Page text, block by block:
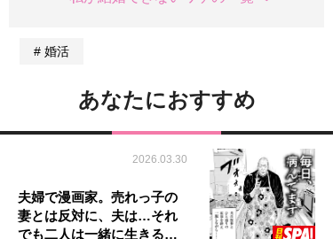
婚活
あなたにおすすめ
2026.03.30
夫婦で漫画家。売れっ子の
妻とは反対に、夫は…それ
でも二人は一緒に生きる…